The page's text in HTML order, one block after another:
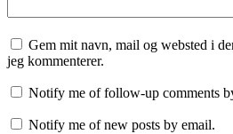
Gem mit navn, mail og websted i
jeg kommenterer.
Notify me of follow-up comments
Notify me of new posts by email.